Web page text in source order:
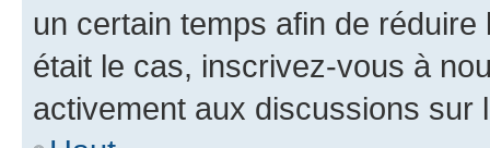
un certain temps afin de
était le cas, inscrivez-vous à
activement aux discussions sur